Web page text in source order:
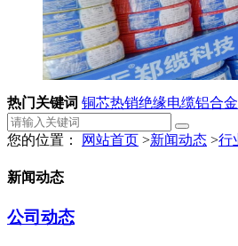
热门关键词 铜芯热销绝缘电缆铝合
您的位置： 网站首页 >新闻动态 >行
新闻动态
公司动态